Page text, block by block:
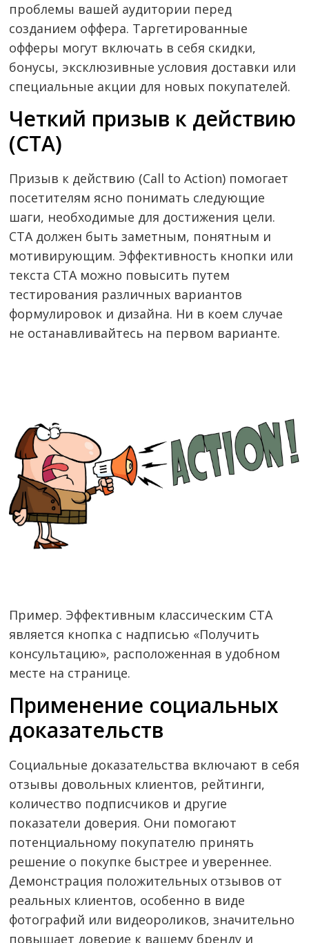
проблемы вашей аудитории перед
созданием оффера. Таргетированные
офферы могут включать в себя скидки,
бонусы, эксклюзивные условия доставки или
специальные акции для новых покупателей.
Четкий призыв к действию
(CTA)
Призыв к действию (Call to Action) помогает
посетителям ясно понимать следующие
шаги, необходимые для достижения цели.
CTA должен быть заметным, понятным и
мотивирующим. Эффективность кнопки или
текста CTA можно повысить путем
тестирования различных вариантов
формулировок и дизайна. Ни в коем случае
не останавливайтесь на первом варианте.
Пример. Эффективным классическим CTA
является кнопка с надписью «Получить
консультацию», расположенная в удобном
месте на странице.
Применение социальных
доказательств
Социальные доказательства включают в себя
отзывы довольных клиентов, рейтинги,
количество подписчиков и другие
показатели доверия. Они помогают
потенциальному покупателю принять
решение о покупке быстрее и увереннее.
Демонстрация положительных отзывов от
реальных клиентов, особенно в виде
фотографий или видеороликов, значительно
повышает доверие к вашему бренду и